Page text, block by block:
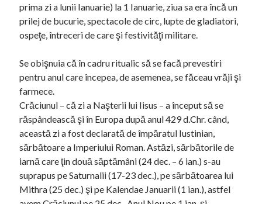
prima zi a lunii Ianuarie) la 1 Ianuarie, ziua sa era încă un
prilej de bucurie, spectacole de circ, lupte de gladiatori,
ospeţe, întreceri de care şi festivităţi militare.
Se obişnuia că în cadru ritualic să se facă prevestiri
pentru anul care începea, de asemenea, se făceau vrăji şi
farmece.
Crăciunul – că zi a Naşterii lui Iisus – a început să se
răspândească şi în Europa după anul 429 d.Chr. când,
această zi a fost declarată de împăratul Iustinian,
sărbătoare a Imperiului Roman. Astăzi, sărbătorile de
iarnă care ţin două săptămâni (24 dec. – 6 ian.) s-au
suprapus pe Saturnalii (17-23 dec.), pe sărbătoarea lui
Mithra (25 dec.) şi pe Kalendae Januarii (1 ian.), astfel